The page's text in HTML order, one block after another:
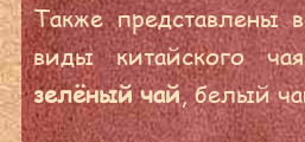
Также представлены
виды китайского
зелёный чай, белый